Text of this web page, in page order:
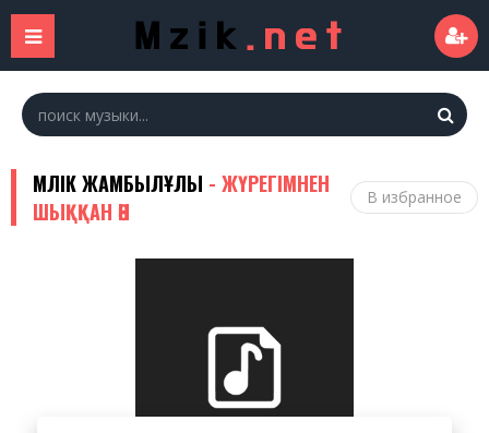
МӘЛІК ЖАМБЫЛҰЛЫ - ЖҮРЕГІМНЕН
ШЫҚҚАН ӘН
В избранное